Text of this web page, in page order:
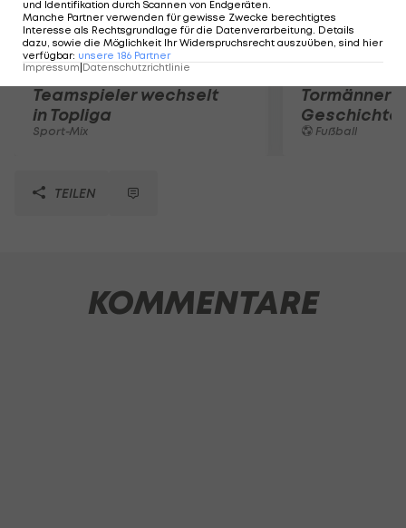
Karrieresprung! ÖVV-
Teamspieler wechselt
in Topliga
Sport-Mix
Tormänner
Geschichte
Fußball
TEILEN
KOMMENTARE
und Identifikation durch Scannen von Endgeräten.
Manche Partner verwenden für gewisse Zwecke berechtigtes
Interesse als Rechtsgrundlage für die Datenverarbeitung. Details
dazu, sowie die Möglichkeit Ihr Widerspruchsrecht auszuüben, sind hier
verfügbar: unsere 186 Partner
Impressum Datenschutzrichtlinie